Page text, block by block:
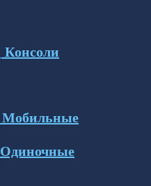
Консоли
Мобильные
Одиночные